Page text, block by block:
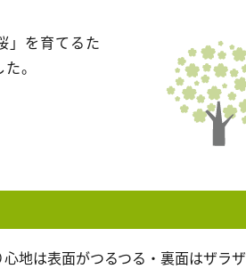
」を育てるた
。
地は表面がつるつる・裏面はザラザ